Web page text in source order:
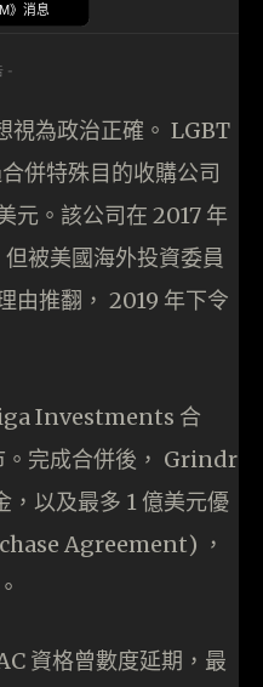
》消息
-
視為政治正確。 LGBT
併特殊目的收購公司
元。該公司在 2017 年
被美國海外投資委員
由推翻， 2019 年下令
Investments 合
。完成合併後， Grindr
以及最多 1 億美元優
Agreement) ，
資格曾數度延期，最